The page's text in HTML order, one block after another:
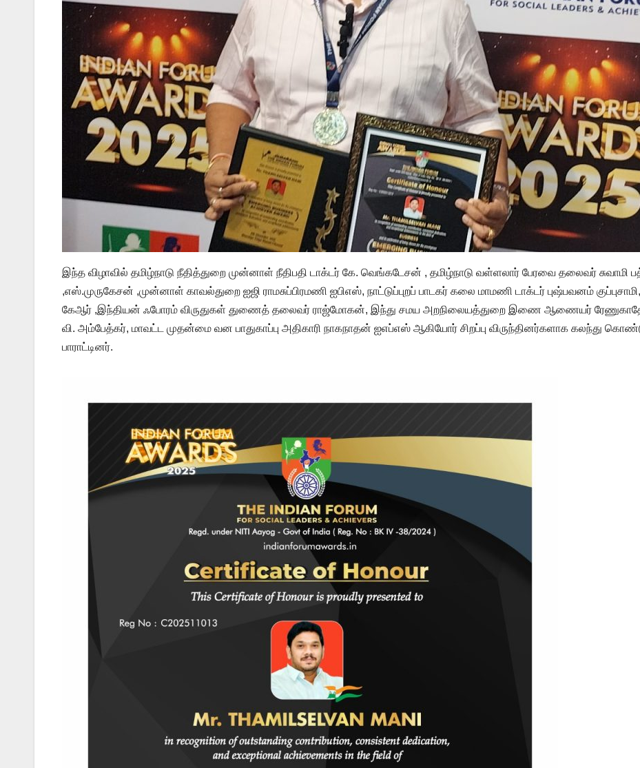
இந்த விழாவில் தமிழ்நாடு நீதித்துறை முன்னாள் நீதிபதி டாக்டர் கே. வெங்கடேசன் , தமிழ்நாடு வள்ளலார் பேரவை தலைவர் சுவாமி
,எஸ்.முருகேசன் ,முன்னாள் காவல்துறை ஐஜி ராமசுப்பிரமணி ஐபிஎஸ், நாட்டுப்புறப் பாடகர் கலை மாமணி டாக்டர் புஷ்பவனம் குப்புசாமி,
கேஆர் ,இந்தியன் ஃபோரம் விருதுகள் துணைத் தலைவர் ராஜ்மோகன், இந்து சமய அறநிலையத்துறை இணை ஆணையர்
வி. அம்பேத்கர், மாவட்ட முதன்மை வன பாதுகாப்பு அதிகாரி நாகநாதன் ஐஎப்எஸ் ஆகியோர் சிறப்பு விருந்தினர்களாக கலந்து
பாராட்டினர்.